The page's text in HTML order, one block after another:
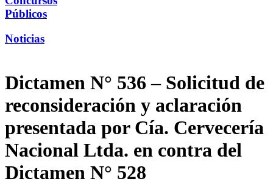
Públicos
Noticias
Dictamen N° 536 – Solicitud de
reconsideración y aclaración
presentada por Cía. Cervecería
Nacional Ltda. en contra del
Dictamen N° 528